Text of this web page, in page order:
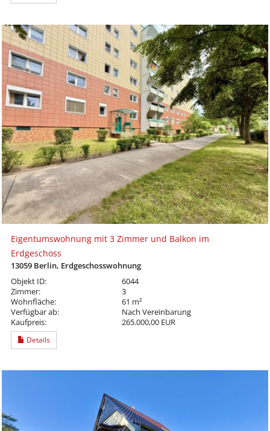
Eigentumswohnung mit 3 Zimmer und Balkon im
Erdgeschoss
13059 Berlin, Erdgeschosswohnung
Objekt ID:
6044
Zimmer:
3
Wohnfläche:
61 m²
Verfügbar ab:
Nach Vereinbarung
Kaufpreis:
265.000,00 EUR
Details